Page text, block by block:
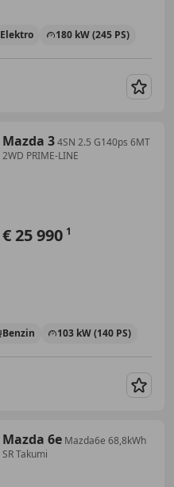
Elektro 180 kW (245 PS)
Mazda 34SN 2.5 G140ps 6MT
2WD PRIME-LINE
€ 25 990 1
Benzin 103 kW (140 PS)
Mazda 6e Mazda6e 68,8kWh
SR Takumi